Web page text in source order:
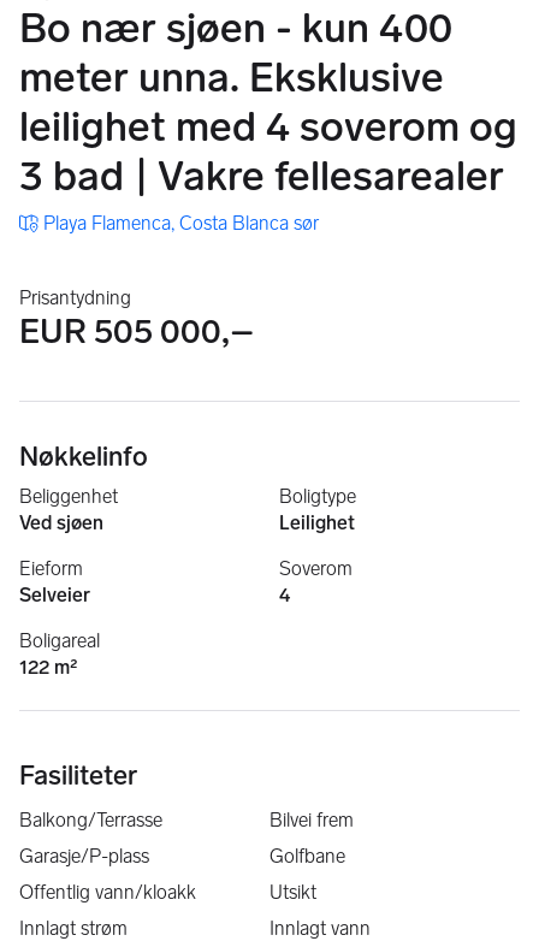
Bo nær sjøen - kun 400
meter unna. Eksklusive
leilighet med 4 soverom og
3 bad | Vakre fellesarealer
Playa Flamenca, Costa Blanca sør
Prisantydning
EUR 505 000,–
Nøkkelinfo
Beliggenhet
Ved sjøen
Boligtype
Leilighet
Eieform
Selveier
Soverom
4
Boligareal
122 m²
Fasiliteter
Balkong/Terrasse
Bilvei frem
Garasje/P-plass
Golfbane
Offentlig vann/kloakk
Utsikt
Innlagt strøm
Innlagt vann